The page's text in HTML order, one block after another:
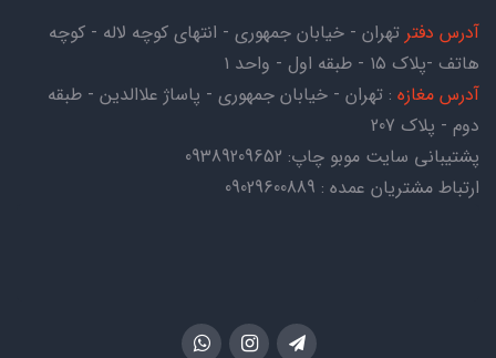
آدرس دفتر تهران - خیابان جمهوری - انتهای کوچه لاله - کوچه
هاتف -پلاک ۱۵ - طبقه اول - واحد ۱
آدرس مغازه : تهران - خیابان جمهوری - پاساژ علاالدین - طبقه
دوم - پلاک 207
پشتیبانی سایت موبو چاپ: 09389209652
ارتباط مشتریان عمده : 09029600889